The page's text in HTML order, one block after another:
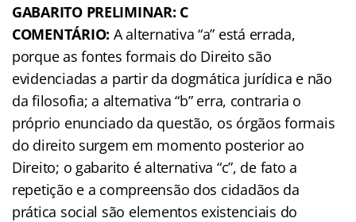
GABARITO PRELIMINAR: C
COMENTÁRIO: A alternativa “a” está errada,
porque as fontes formais do Direito são
evidenciadas a partir da dogmática jurídica e não
da filosofia; a alternativa “b” erra, contraria o
próprio enunciado da questão, os órgãos formais
do direito surgem em momento posterior ao
Direito; o gabarito é alternativa “c”, de fato a
repetição e a compreensão dos cidadãos da
prática social são elementos existenciais do